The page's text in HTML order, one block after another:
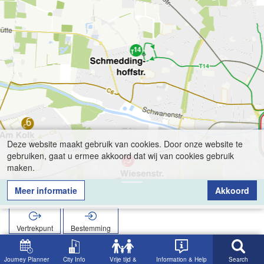
Journey Planner City Info
Vrije tijd &
Information & Help Search
Fischerweg
Vertrekpunt
Bestemming
Start
Fischerweg
Deze website maakt gebruik van cookies. Door onze website te
gebruiken, gaat u ermee akkoord dat wij van cookies gebruik
maken.
Meer informatie
Akkoord